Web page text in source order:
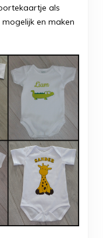
als
en maken